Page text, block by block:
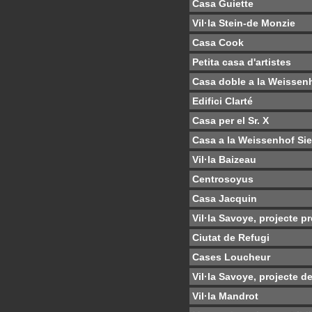
Casa Guiette
Vil·la Stein-de Monzie
Casa Cook
Petita casa d'artistes
Casa doble a la
Edifici Clarté
Casa per el Sr. X
Casa a la Weissenhof
Vil·la Baizeau
Centrosoyus
Casa Jacquin
Vil·la Savoye, projecte
Ciutat de Refugi
Cases Loucheur
Vil·la Savoye, projecte
Vil·la Mandrot